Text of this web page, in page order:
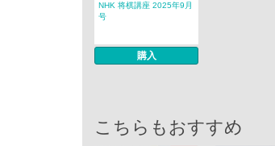
NHK 将棋講座 2025年9月
号
購入
こちらもおすすめ